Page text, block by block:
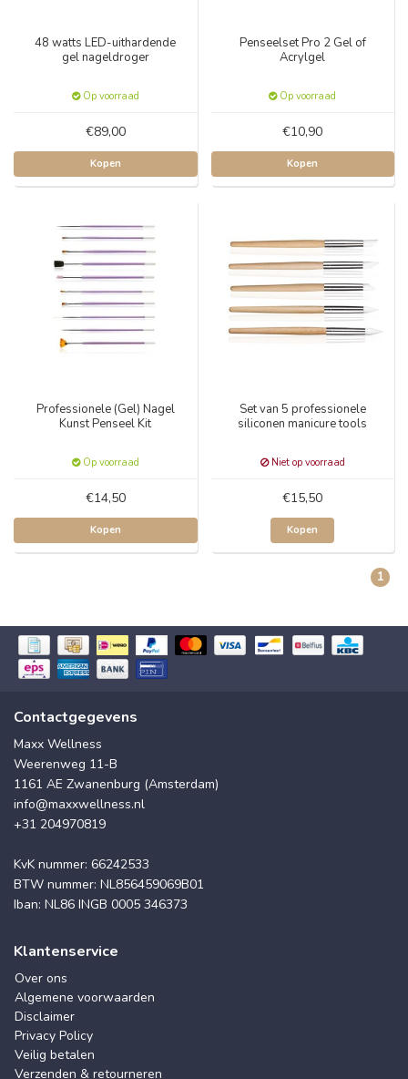
48 watts LED-uithardende
gel nageldroger
Op voorraad
€89,00
Kopen
Penseelset Pro 2 Gel of
Acrylgel
Op voorraad
€10,90
Kopen
Professionele (Gel) Nagel
Kunst Penseel Kit
Op voorraad
€14,50
Kopen
Set van 5 professionele
siliconen manicure tools
Niet op voorraad
€15,50
Kopen
1
Contactgegevens
Maxx Wellness
Weerenweg 11-B
1161 AE Zwanenburg (Amsterdam)
info@maxxwellness.nl
+31 204970819
KvK nummer: 66242533
BTW nummer: NL856459069B01
Iban: NL86 INGB 0005 346373
Klantenservice
Over ons
Algemene voorwaarden
Disclaimer
Privacy Policy
Veilig betalen
Verzenden & retourneren